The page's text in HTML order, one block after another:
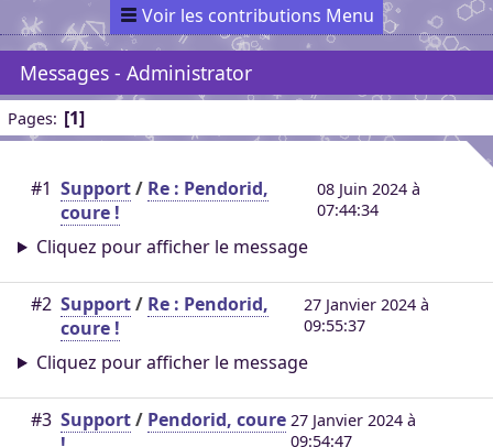
Voir les contributions Menu
Messages - Administrator
Pages 1
#1 Support/ Re : Pendorid,
coure !
08 Juin 2024 à
07:44:34
Cliquez pour afficher le message
#2 Support/ Re : Pendorid,
coure !
27 Janvier 2024 à
09:55:37
Cliquez pour afficher le message
#3 Support/ Pendorid, coure 27 Janvier 2024 à
09:54:47